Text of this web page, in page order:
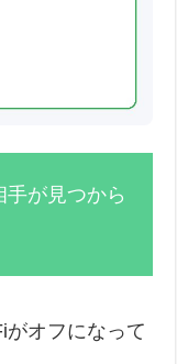
が見つから
がオフになって